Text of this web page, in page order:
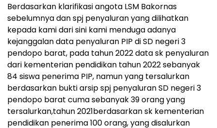
Berdasarkan klarifikasi angota LSM Bakornas
sebelumnya dan spj penyaluran yang dilihatkan
kepada kami dari sini kami menduga adanya
kejanggalan data penyaluran PIP di SD negeri 3
pendopo barat, pada tahun 2022 data sk penyaluran
dari kementerian pendidikan tahun 2022 sebanyak
84 siswa penerima PIP, namun yang tersalurkan
berdasarkan bukti arsip spj penyaluran SD negeri 3
pendopo barat cuma sebanyak 39 orang yang
tersalurkan,tahun 2021berdasarkan sk kementerian
pendidikan penerima 100 orang, yang disalurkan